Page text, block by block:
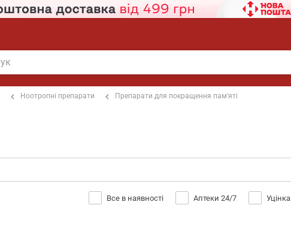
Ноотропні препарати Препарати для покращення пам'яті
Все в наявності Аптеки 24/7 Уцінка